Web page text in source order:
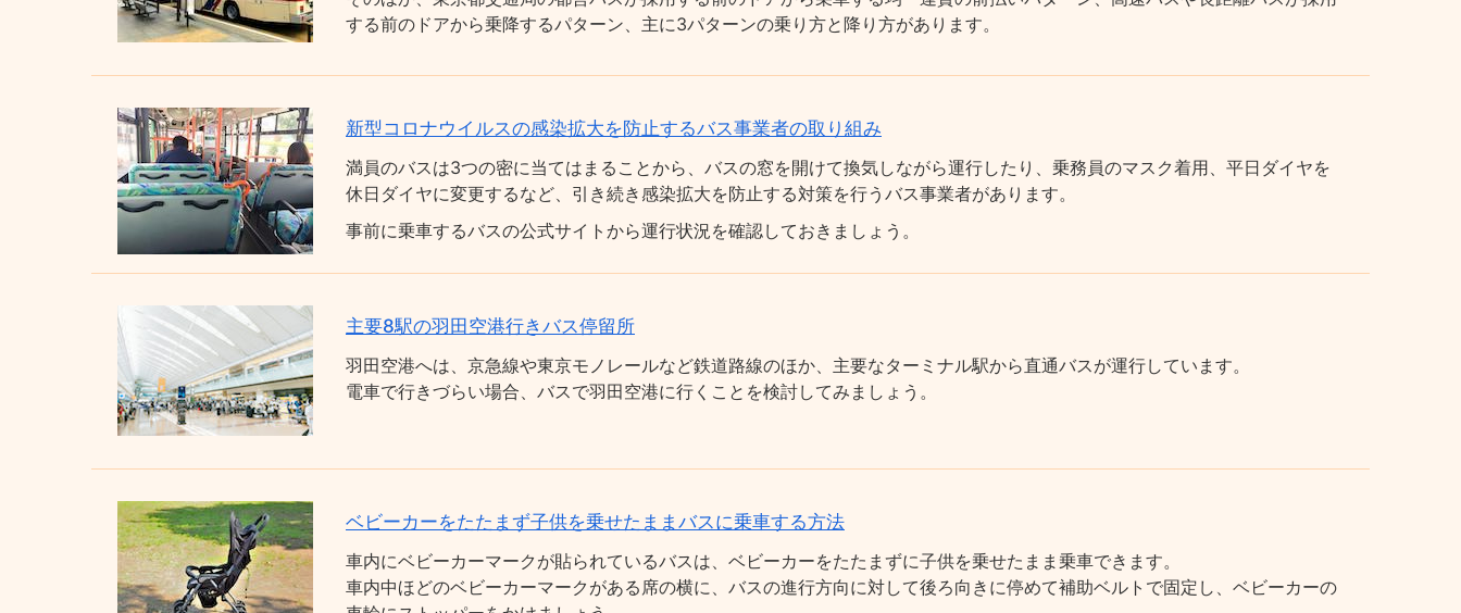
する前のドアから乗降するパターン、主に3パターンの乗り方と降り方があります。
新型コロナウイルスの感染拡大を防止するバス事業者の取り組み
満員のバスは3つの密に当てはまることから、バスの窓を開けて換気しながら運行したり、乗務員のマスク着用、平日ダイヤを
休日ダイヤに変更するなど、引き続き感染拡大を防止する対策を行うバス事業者があります。
事前に乗車するバスの公式サイトから運行状況を確認しておきましょう。
主要8駅の羽田空港行きバス停留所
羽田空港へは、京急線や東京モノレールなど鉄道路線のほか、主要なターミナル駅から直通バスが運行しています。
電車で行きづらい場合、バスで羽田空港に行くことを検討してみましょう。
ベビーカーをたたまず子供を乗せたままバスに乗車する方法
車内にベビーカーマークが貼られているバスは、ベビーカーをたたまずに子供を乗せたまま乗車できます。
車内中ほどのベビーカーマークがある席の横に、バスの進行方向に対して後ろ向きに停めて補助ベルトで固定し、ベビーカーの